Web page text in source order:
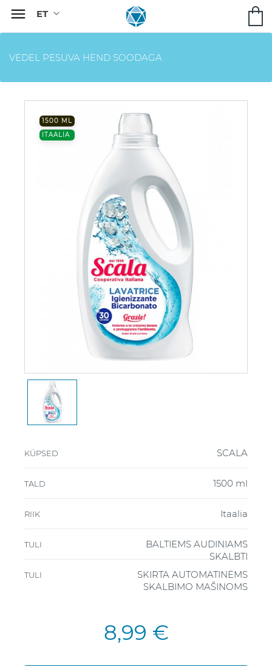

VEDEL PESUVA HEND SOODAGA
1500 ML
ITAALIA
KÜPSED SCALA
TALD 1500 ml
RIIK Itaalia
TULI
BALTIEMS AUDINIAMS
SKALBTI
TULI
SKIRTA AUTOMATINĖMS
SKALBIMO MAŠINOMS
8,99 €